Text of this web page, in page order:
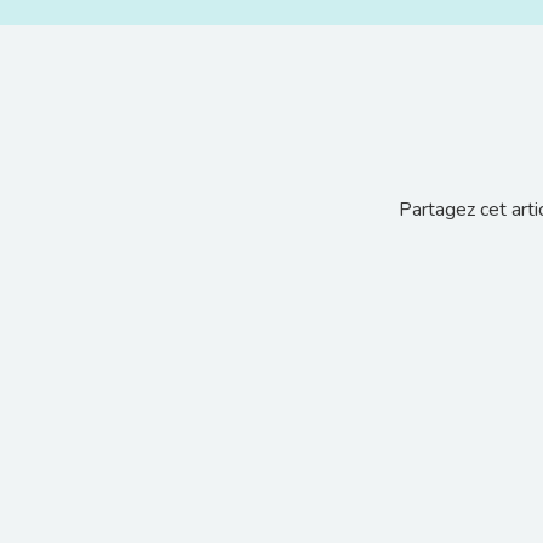
Partagez cet